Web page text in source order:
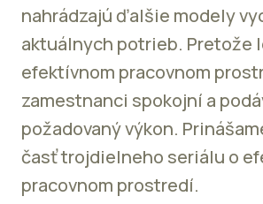
nahrádzajú ďalšie modely
aktuálnych potrieb. Pretože
efektívnom pracovnom
zamestnanci spokojní a
požadovaný výkon.
časť trojdielneho seriálu o
pracovnom prostredí.